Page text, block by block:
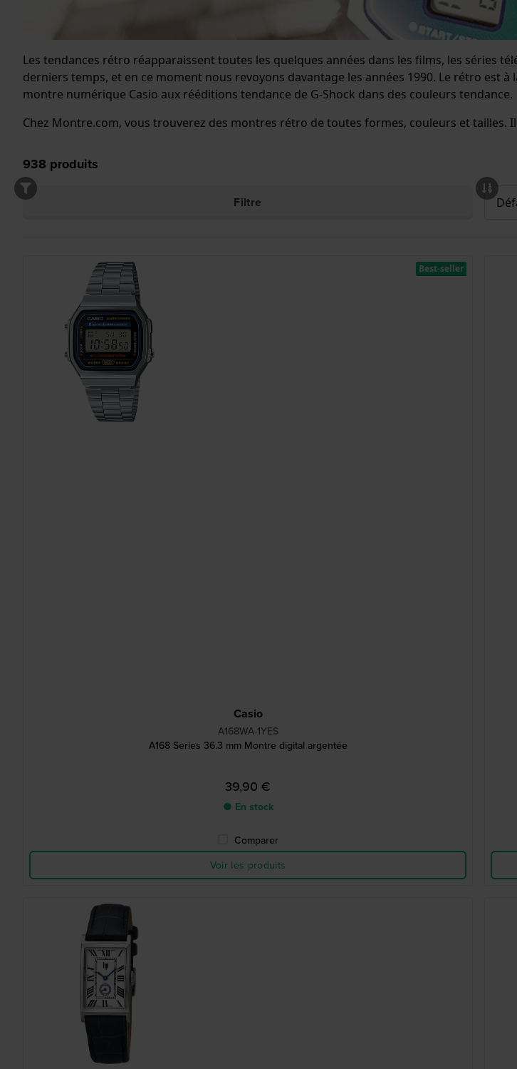
Les tendances rétro réapparaissent toutes les quelques années dans les films, les séries
derniers temps, et en ce moment nous revoyons davantage les années 1990. Le rétro est
montre numérique Casio aux rééditions tendance de G-Shock dans des couleurs tendance.
Chez Montre.com, vous trouverez des montres rétro de toutes formes, couleurs et
938 produits
Filtre
Casio
A168WA-1YES
A168 Series 36.3 mm Montre digital argentée
39,90 €
● En stock
Comparer
Voir les produits
Best-seller